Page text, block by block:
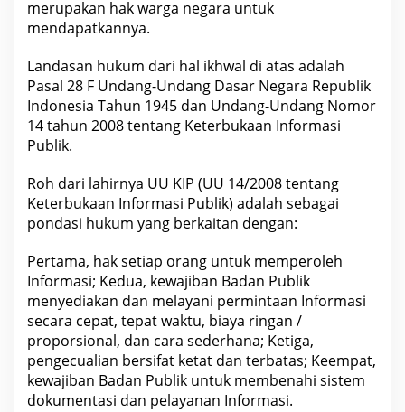
u
d
i
e
r
t
a
n
y
n
.
?
?
.
merupakan hak warga negara untuk
mendapatkannya.
Landasan hukum dari hal ikhwal di atas adalah
Pasal 28 F Undang-Undang Dasar Negara Republik
Indonesia Tahun 1945 dan Undang-Undang Nomor
14 tahun 2008 tentang Keterbukaan Informasi
Publik.
Roh dari lahirnya UU KIP (UU 14/2008 tentang
Keterbukaan Informasi Publik) adalah sebagai
pondasi hukum yang berkaitan dengan:
Pertama, hak setiap orang untuk memperoleh
Informasi; Kedua, kewajiban Badan Publik
menyediakan dan melayani permintaan Informasi
secara cepat, tepat waktu, biaya ringan /
proporsional, dan cara sederhana; Ketiga,
pengecualian bersifat ketat dan terbatas; Keempat,
kewajiban Badan Publik untuk membenahi sistem
dokumentasi dan pelayanan Informasi.